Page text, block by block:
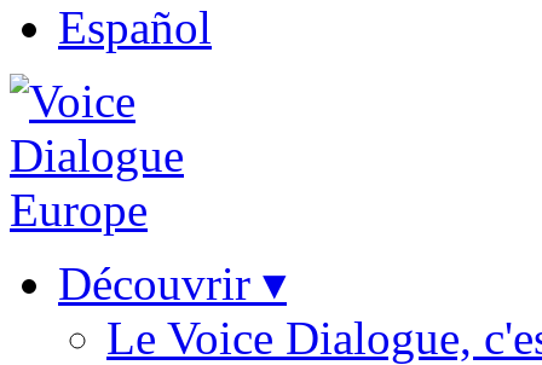
Español
Découvrir ▾
Le Voice Dialogue,